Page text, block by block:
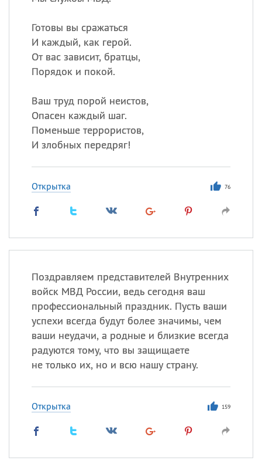
Готовы вы сражаться
И каждый, как герой.
От вас зависит, братцы,
Порядок и покой.
Ваш труд порой неистов,
Опасен каждый шаг.
Поменьше террористов,
И злобных передряг!
Открытка 76
Поздравляем представителей Внутренних
войск МВД России, ведь сегодня ваш
профессиональный праздник. Пусть ваши
успехи всегда будут более значимы, чем
ваши неудачи, а родные и близкие всегда
радуются тому, что вы защищаете
не только их, но и всю нашу страну.
Открытка 159
ИМЕНА
Сегодня празднуют именины
Анна
Посмотреть значение